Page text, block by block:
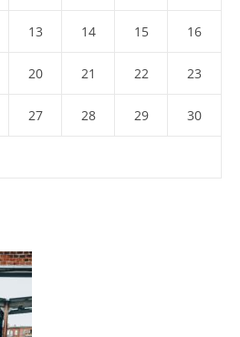
13 14 15 16
20 21 22 23
27 28 29 30